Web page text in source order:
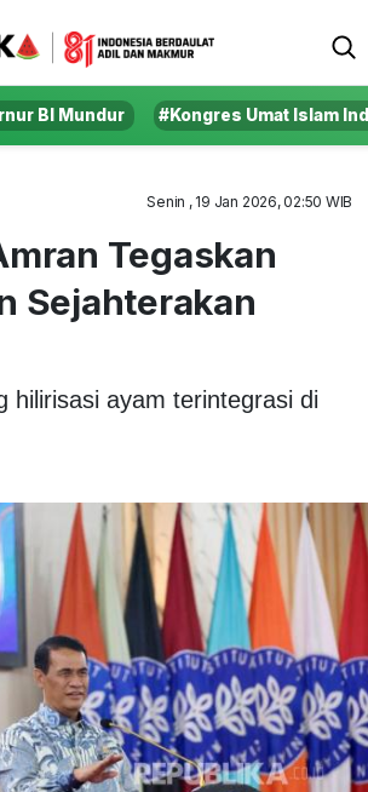
BI Mundur #Kongres Umat Islam
Senin , 19 Jan 2026, 02:50 WIB
Tegaskan
Sejahterakan
hilirisasi ayam terintegrasi di